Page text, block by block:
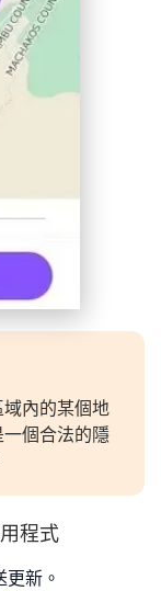
內的某個地
個合法的隱
程式
新。